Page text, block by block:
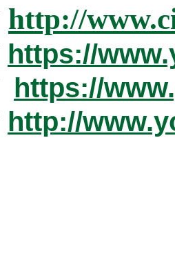
http://
https://
https://
http://